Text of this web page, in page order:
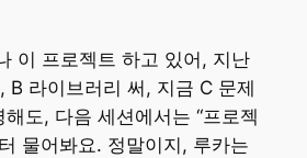
이 프로젝트 하고 있어, 지난
B 라이브러리 써, 지금 C 문제
해도, 다음 세션에서는 “프로젝
물어봐요. 정말이지, 루카는